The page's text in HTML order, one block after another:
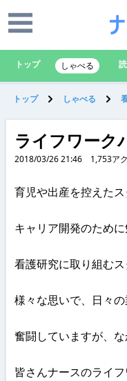
トップ しゃべる
トップ しゃべる
ライフワーク
2018/03/26 21:46 1,753ア
育児や出産を控えたス
キャリア開発のために
看護研究に取り組むス
様々な思いで、日々
奮闘していますが、な
皆さんナースのライ